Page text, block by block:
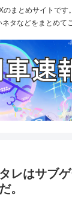
のまとめサイトで
タなどをまとめて
レはサブ
。